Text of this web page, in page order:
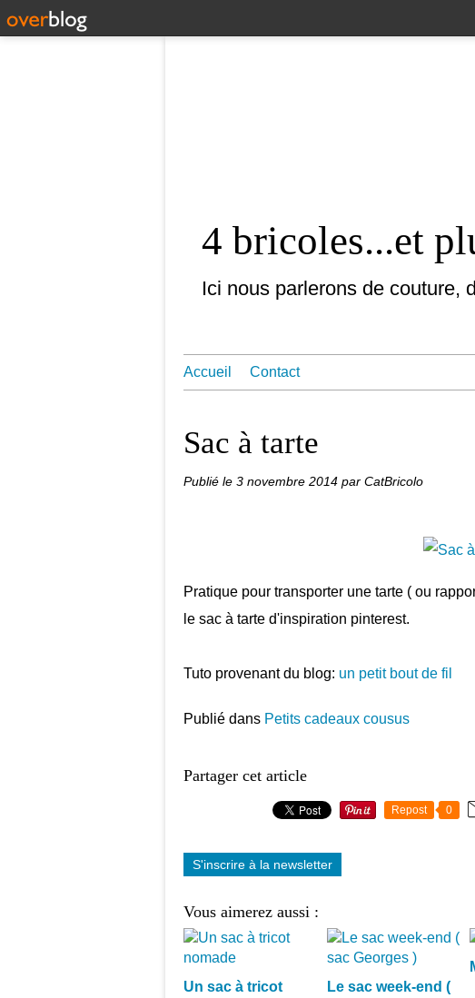
4 bricoles...et
Ici nous parlerons de couture,
Accueil Contact
Sac à tarte
Publié le 3 novembre 2014 par CatBricolo
Pratique pour transporter une tarte ( ou
le sac à tarte d'inspiration pinterest.
Tuto provenant du blog: un petit bout de fil
Publié dans Petits cadeaux cousus
Partager cet article
Repost 0
S'inscrire à la newsletter
Vous aimerez aussi :
Un sac à tricot
Le sac week-end (